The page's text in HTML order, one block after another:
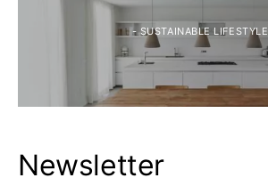
- SUSTAINABLE LIFESTYLE
Newsletter